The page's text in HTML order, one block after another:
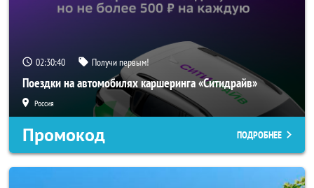
02:30:38 Получи первым!
Поездки на автомобилях каршеринга «Ситидрайв»
Россия
Промокод ПОДРОБНЕЕ